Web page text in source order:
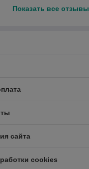
Показать все отзывы
сайта
cookies